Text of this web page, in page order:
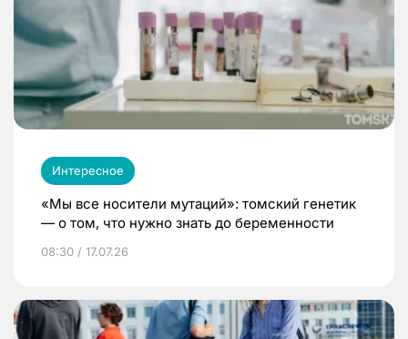
Интересное
«Мы все носители мутаций»: томский генетик
— о том, что нужно знать до беременности
08:30 / 17.07.26